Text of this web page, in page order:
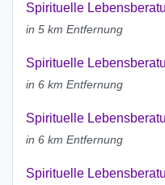
Spirituelle
in 5 km Entfernung
Spirituelle
in 6 km Entfernung
Spirituelle
in 6 km Entfernung
Spirituelle